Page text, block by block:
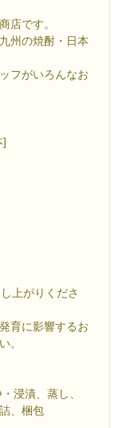
店です。
州の焼酎・日本
フがいろんなお
]
上がりくださ
育に影響するお
。
浸漬、蒸し、
、梱包